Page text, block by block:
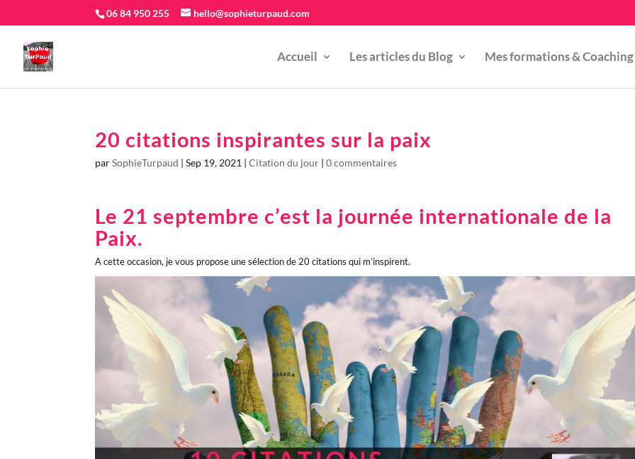
06 84 950 255 hello@sophieturpaud.com
Accueil Les articles du Blog Mes formations & Coaching
20 citations inspirantes sur la paix
parSophieTurpaud |Sep 19, 2021 |Citation du jour |0 commentaires
Le 21 septembre c’est la journée internationale de la
Paix.
A cette occasion, je vous propose une sélection de 20 citations qui m’inspirent.